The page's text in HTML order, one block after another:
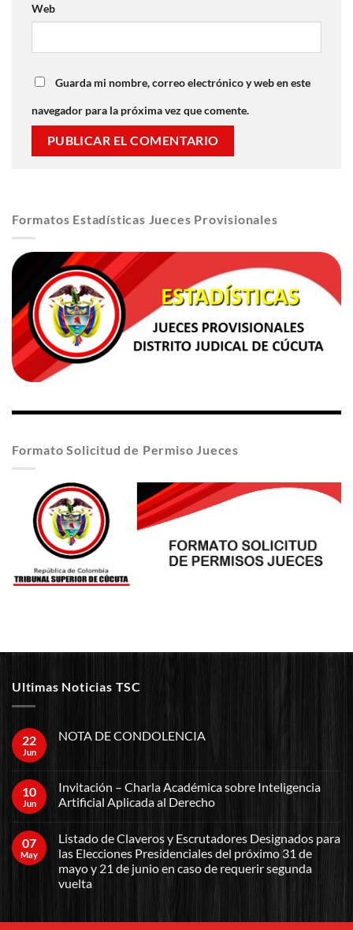
Web
Guarda mi nombre, correo electrónico y web en este
navegador para la próxima vez que comente.
Formatos Estadísticas Jueces Provisionales
Formato Solicitud de Permiso Jueces
Ultimas Noticias TSC
22
Jun
NOTA DE CONDOLENCIA
10
Jun
Invitación – Charla Académica sobre Inteligencia
Artificial Aplicada al Derecho
07
May
Listado de Claveros y Escrutadores Designados para
las Elecciones Presidenciales del próximo 31 de
mayo y 21 de junio en caso de requerir segunda
vuelta